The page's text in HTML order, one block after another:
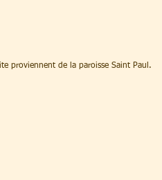
proviennent de la paroisse Saint Paul.